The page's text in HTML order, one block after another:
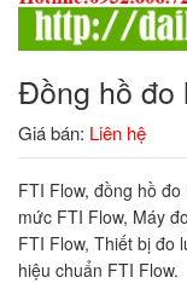
Đồng hồ đo
Giá bán: Liên hệ
FTI Flow, đồng hồ
mức FTI Flow, Máy
FTI Flow, Thiết bị đo
hiệu chuẩn FTI Flow.